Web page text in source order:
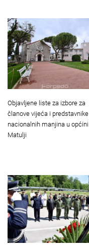
Objavljene liste za izbore za
članove vijeća i predstavnike
nacionalnih manjina u općini
Matulji